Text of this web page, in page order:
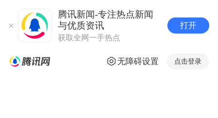
腾讯新闻-专注热点新闻
与优质资讯
获取全网一手热点
打开
无障碍设置 点击登录